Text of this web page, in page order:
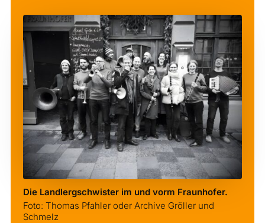
Die Landlergschwister im und vorm Fraunhofer.
Foto: Thomas Pfahler oder Archive Gröller und
Schmelz